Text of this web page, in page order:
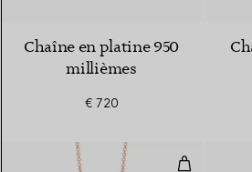
Chaîne en platine 950
millièmes
€ 720
Pendentif